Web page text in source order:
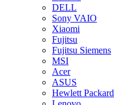
DELL
Sony VAIO
Xiaomi
Fujitsu
Fujitsu Siemens
MSI
Acer
ASUS
Hewlett Packard